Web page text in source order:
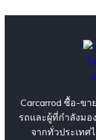
Carcarrod ซื้อ-ข
รถและผู้ที่กำลังมอ
จากทั่วประเทศ